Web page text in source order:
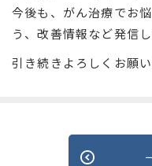
今後も、がん治療でお
う、改善情報など発信し
引き続きよろしくお願い